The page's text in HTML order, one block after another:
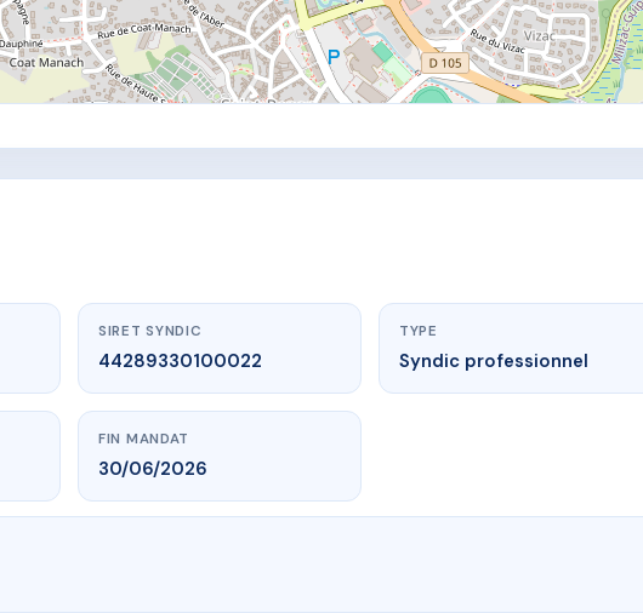
SIRET SYNDIC
44289330100022
TYPE
Syndic professionnel
FIN MANDAT
30/06/2026